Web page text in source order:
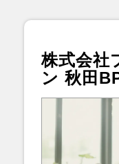
株式会社
ン 秋田